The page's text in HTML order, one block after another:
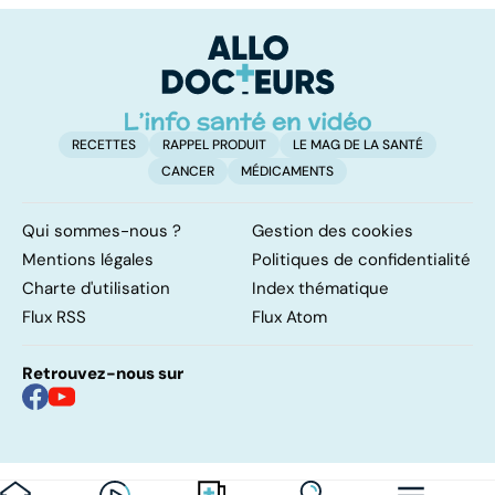
protéines ?
RECETTES RAPPEL PRODUIT
LE MAG DE LA SANTÉ
CANCER
MÉDICAMENTS
Qui sommes-nous ?
Gestion des cookies
Mentions légales
Politiques de confidentialité
Charte d'utilisation
Index thématique
Flux RSS
Flux Atom
Retrouvez-nous sur